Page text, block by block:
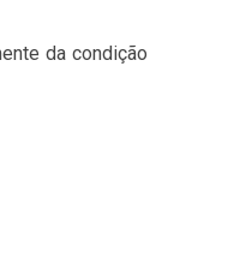
da condição